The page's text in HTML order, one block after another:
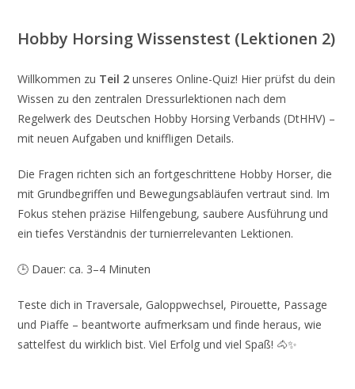
Hobby Horsing Wissenstest (Lektionen 2)
Willkommen zu Teil 2 unseres Online-Quiz! Hier prüfst du dein
Wissen zu den zentralen Dressurlektionen nach dem
Regelwerk des Deutschen Hobby Horsing Verbands (DtHHV) –
mit neuen Aufgaben und kniffligen Details.
Die Fragen richten sich an fortgeschrittene Hobby Horser, die
mit Grundbegriffen und Bewegungsabläufen vertraut sind. Im
Fokus stehen präzise Hilfengebung, saubere Ausführung und
ein tiefes Verständnis der turnierrelevanten Lektionen.
🕒 Dauer: ca. 3–4 Minuten
Teste dich in Traversale, Galoppwechsel, Pirouette, Passage
und Piaffe – beantworte aufmerksam und finde heraus, wie
sattelfest du wirklich bist. Viel Erfolg und viel Spaß! 🐴✨